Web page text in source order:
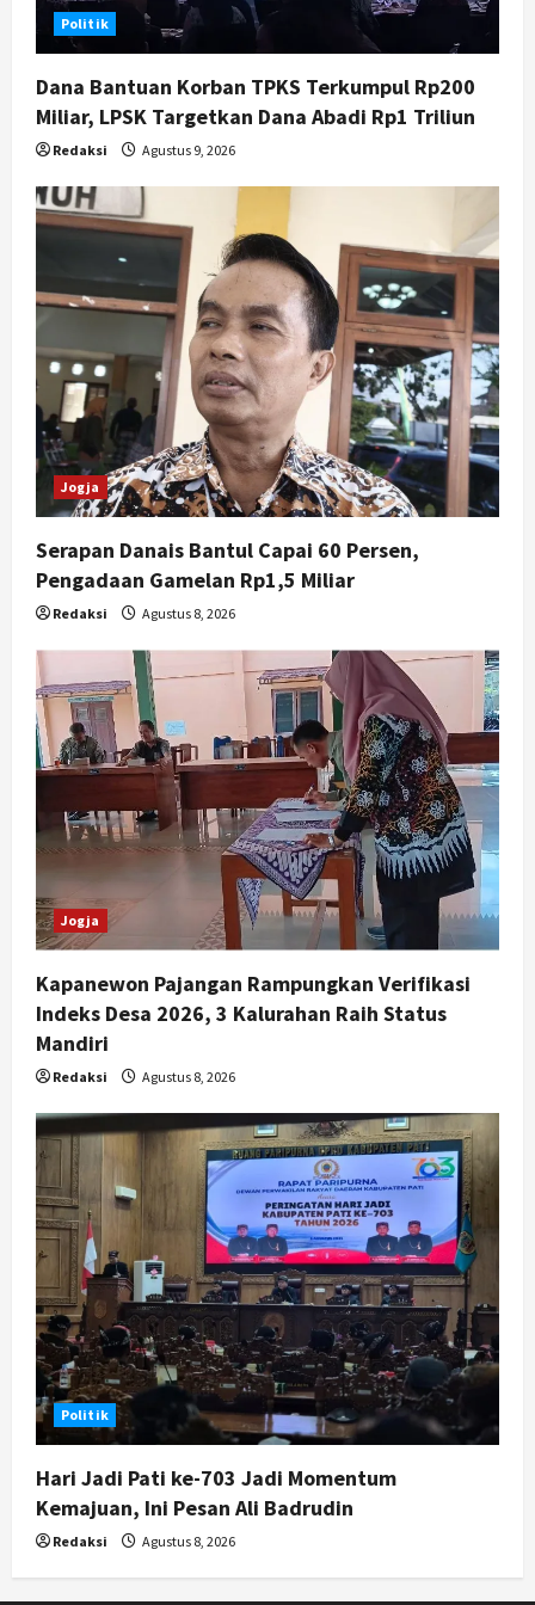
5
Peringatan HUT ke-270 Kota
Yogyakarta Digelar 2 Bulan, Fokus
pada UMKM dan Wisata
Agustus 7, 2026
Politik
Dana Bantuan Korban TPKS Terkumpul Rp200
Miliar, LPSK Targetkan Dana Abadi Rp1 Triliun
Redaksi Agustus 9, 2026
Jogja
Serapan Danais Bantul Capai 60 Persen,
Pengadaan Gamelan Rp1,5 Miliar
Redaksi Agustus 8, 2026
Jogja
Kapanewon Pajangan Rampungkan Verifikasi
Indeks Desa 2026, 3 Kalurahan Raih Status
Mandiri
Redaksi Agustus 8, 2026
Politik
Hari Jadi Pati ke-703 Jadi Momentum
Kemajuan, Ini Pesan Ali Badrudin
Redaksi Agustus 8, 2026